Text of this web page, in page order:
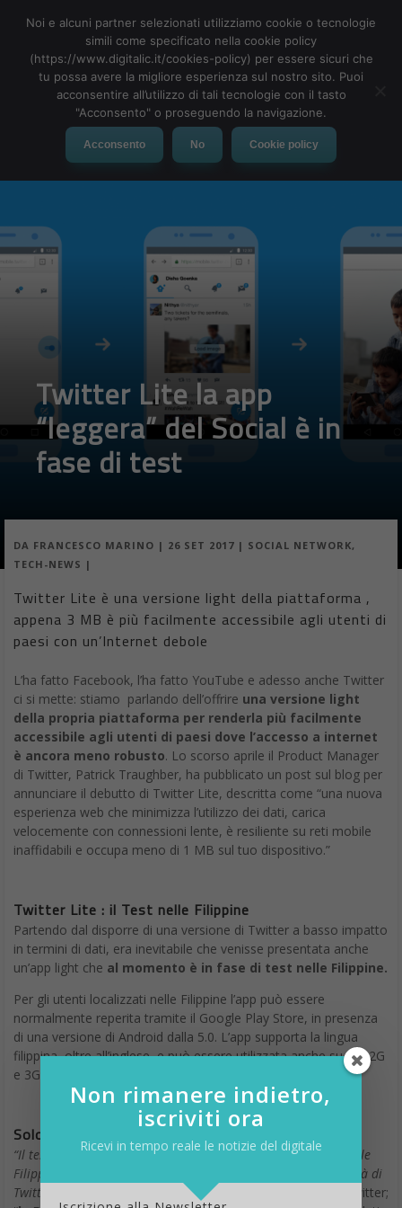
MENU
Twitter Lite la app
“leggera” del Social è in
fase di test
DA FRANCESCO MARINO | 26 SET 2017 | SOCIAL NETWORK,
TECH-NEWS |
Twitter Lite è una versione light della piattaforma ,
appena 3 MB è più facilmente accessibile agli utenti di
paesi con un’Internet debole
L’ha fatto Facebook, l’ha fatto YouTube e adesso anche Twitter
ci si mette: stiamo parlando dell’offrire una versione light
della propria piattaforma per renderla più facilmente
accessibile agli utenti di paesi dove l’accesso a internet
è ancora meno robusto. Lo scorso aprile il Product Manager
di Twitter, Patrick Traughber, ha pubblicato un post sul blog per
annunciare il debutto di Twitter Lite, descritta come “una nuova
esperienza web che minimizza l’utilizzo dei dati, carica
velocemente con connessioni lente, è resiliente su reti mobile
inaffidabili e occupa meno di 1 MB sul tuo dispositivo.”
Twitter Lite : il Test nelle Filippine
Partendo dal disporre di una versione di Twitter a basso impatto
in termini di dati, era inevitabile che venisse presentata anche
un’app light che al momento è in fase di test nelle Filippine.
Per gli utenti localizzati nelle Filippine l’app può essere
normalmente reperita tramite il Google Play Store, in presenza
di una versione di Android dalla 5.0. L’app supporta la lingua
filippina, oltre all’inglese, e può essere utilizzata anche su reti 2G
e 3G.
Solo 3 MB per Twitter Lite
“Il test della nuova app Twitter Lite nel Google Play Store nelle
Filippine è un’altra opportunità per aumentare la disponibilità di
Twitter in questo mercato
”, ha affermato un portavoce di Twitter;
Non rimanere indietro,
iscriviti ora
Ricevi in tempo reale le notizie del digitale
Noi e alcuni partner selezionati utilizziamo cookie o tecnologie
simili come specificato nella cookie policy
(https://www.digitalic.it/cookies-policy) per essere sicuri che
tu possa avere la migliore esperienza sul nostro sito. Puoi
acconsentire all’utilizzo di tali tecnologie con il tasto
"Acconsento" o proseguendo la navigazione.
Acconsento No Cookie policy